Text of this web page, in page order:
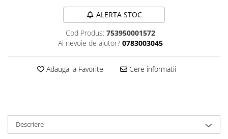
Nutricost
ALERTA STOC
Cod Produs: 753950001572
Ai nevoie de ajutor? 0783003045
Adauga la Favorite Cere informatii
Descriere